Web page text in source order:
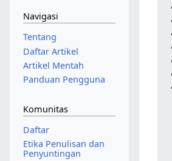
Navigasi
Tentang
Daftar Artikel
Artikel Mentah
Panduan Pengguna
Komunitas
Daftar
Etika Penulisan dan
Penyuntingan